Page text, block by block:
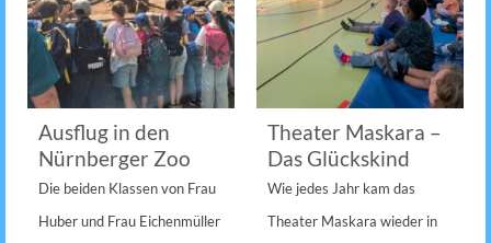
Ausflug in den
Nürnberger Zoo
Die beiden Klassen von Frau
Huber und Frau Eichenmüller
Theater Maskara –
Das Glückskind
Wie jedes Jahr kam das
Theater Maskara wieder in